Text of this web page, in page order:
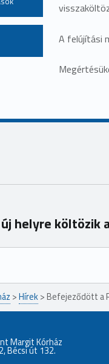
A felújítási
helyre költözik
>Hírek> Befejeződött a
Margit Kórház
Bécsi út 132.